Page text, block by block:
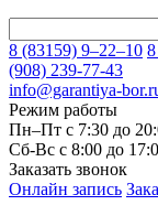
8 (83159) 9–22–10
(908) 239-77-43
info@garantiya-
Режим работы
Пн–Пт с 7:30 до
Cб-Вс с 8:00 до
Заказать звонок
Онлайн запись